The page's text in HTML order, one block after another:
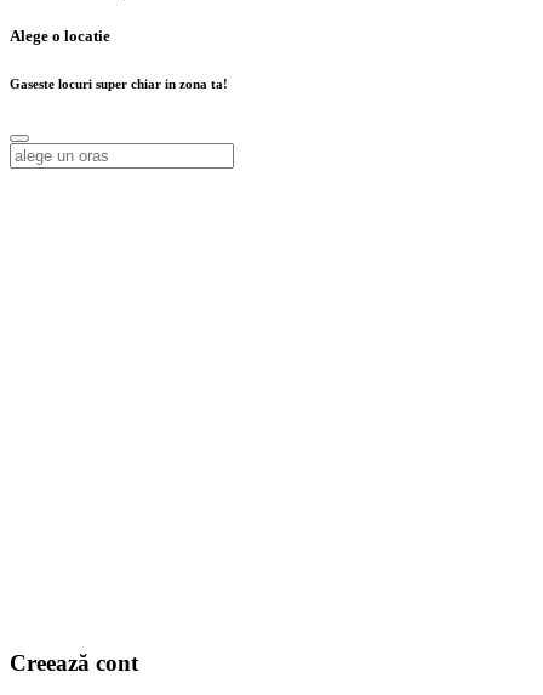
Alege o locatie
Gaseste locuri super chiar in zona ta!
Alege o locatie
Creează cont